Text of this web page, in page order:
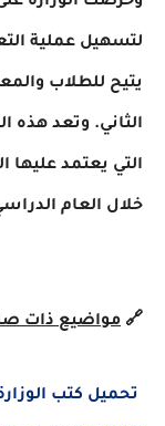
لتسهيل عملية
يتيح للطلاب
الثاني. وتعد هذه
التي يعتمد عليها
خلال العام الدراسي 2025-
🔗 مواضيع ذات
تحميل كتب